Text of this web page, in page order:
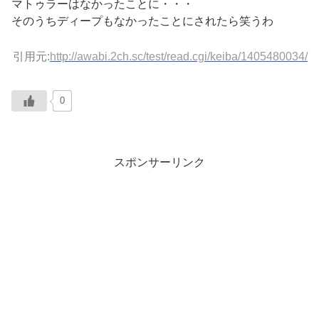
マトゥラーはなかったことに・・・
そのうちディープもなかったことにされたら笑うわ
引用元:http://awabi.2ch.sc/test/read.cgi/keiba/1405480034/
0
スポンサーリンク